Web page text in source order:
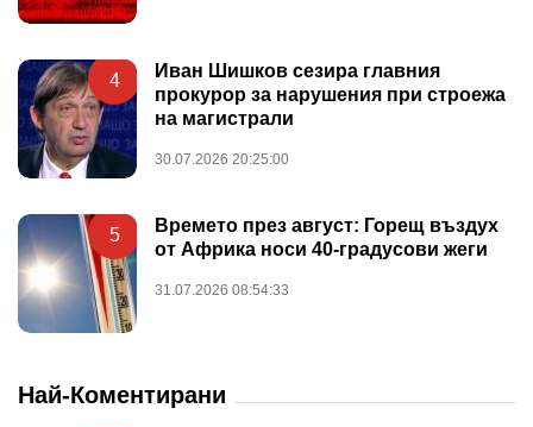
4
Иван Шишков сезира главния
прокурор за нарушения при строежа
на магистрали
30.07.2026 20:25:00
5
Времето през август: Горещ въздух
от Африка носи 40-градусови жеги
31.07.2026 08:54:33
Най-Коментирани